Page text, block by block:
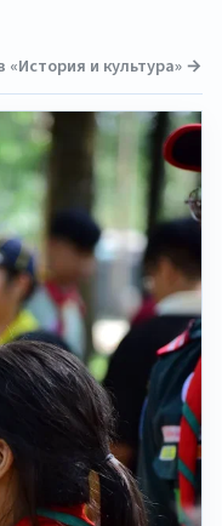
«История и культура» →